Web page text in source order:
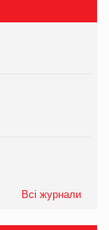
Всі журнали